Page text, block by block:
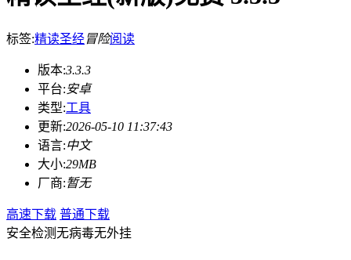
标签:精读圣经冒险阅读
版本:3.3.3
平台:安卓
类型:工具
更新:2026-05-10 11:37:43
语言:中文
大小:29MB
厂商:暂无
高速下载 普通下载
安全检测无病毒无外挂